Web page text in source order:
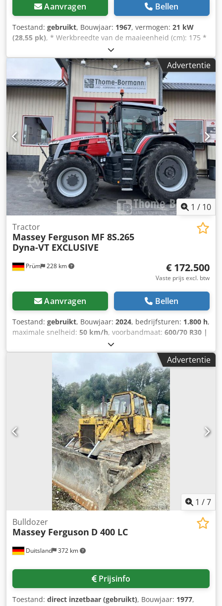
Aanvragen Bellen
Toestand: gebruikt, Bouwjaar: 1967, vermogen: 21 kW
(28,55 pk), * Werkbreedte van de maaieenheid (cm): 175 *
Gewicht zonder cabine (kg): 0 * Inhoud graantank (hl): 6,5
Dedevhvf Tjpfx Aqwskr * Type: MF30-6 * Fabrieksnummer:
0D7758 * Bouwjaar: 1967 ----Intern voertuignummer: 8144-
---Tussentijdse verkoop en vergissingen voorbehouden
WhatsApp-ondersteuning beschikbaar! Heeft u vragen
over het voertuig of wilt u meer informatie, stuur ons
gerust een bericht via WhatsApp WhatsApp WhatsApp
Advertentie
1 / 10
Prüm 228 km
Tractor
Massey Ferguson MF 8S.265
Dyna-VT EXCLUSIVE
€ 172.500
Vaste prijs excl. btw
Aanvragen Bellen
Toestand: gebruikt, Bouwjaar: 2024, bedrijfsturen: 1.800 h,
maximale snelheid: 50 km/h, voorbandmaat: 600/70 R30 |
710/70 R42 | 0%
710/70 R42, aantal bedden:43, Banden (v):600/70 R30,
banden (a):710/70 R42, bedrijfsuren:1800, eerste
registratie:02.02.2024_____Standaarduitrusting / technische
gegevensMOTOR Max. vermogen 195/265 kW/pk (ISO
14396) Max. koppel 1200 Nm Maximaal vermogen met
vermogensmanagement 209/285 kW/pk Max. koppel met
vermogensmanagement 1257 Nm 6 cilinders, 7,4l AGCO
Power - 74 LFNT-5D, CR, 4V Emissienorm (DOC+SC+SCR)
zonder uitlaatgasrecirculatie Stage 5 Dkedpfjzdmtvox
Aqwsr Elektronische motorbesturing met Vistronic
ventilatorregeling Motortoerentalgeheugen Powercore
motorluchtfilter met grove vuilafzuiging EasyCare
koelerpakket Extra brandstofvoorfilter met waterafscheider
Brandstoftank van 500 liter
Advertentie
1 /7
Duitsland 372 km
Bulldozer
Massey Ferguson D 400 LC
Prijsinfo
Toestand: direct inzetbaar (gebruikt), Bouwjaar: 1977,